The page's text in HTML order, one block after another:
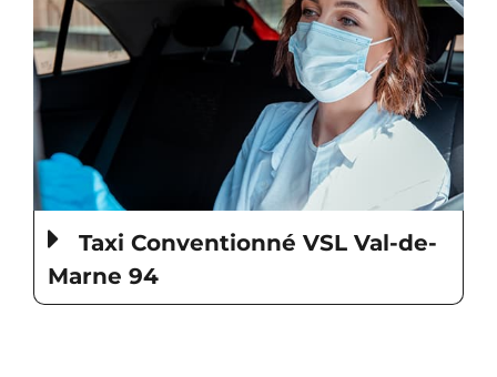
Taxi Conventionné VSL Val-de-
Marne 94